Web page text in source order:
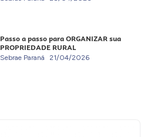
Passo a passo para ORGANIZAR sua
PROPRIEDADE RURAL
Sebrae Paraná 21/04/2026